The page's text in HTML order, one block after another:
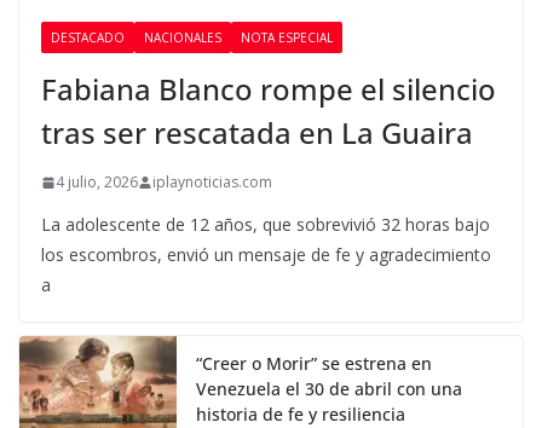
DESTACADO NACIONALES NOTA ESPECIAL
Fabiana Blanco rompe el silencio
tras ser rescatada en La Guaira
4 julio, 2026 iplaynoticias.com
La adolescente de 12 años, que sobrevivió 32 horas bajo
los escombros, envió un mensaje de fe y agradecimiento
a
“Creer o Morir” se estrena en
Venezuela el 30 de abril con una
historia de fe y resiliencia